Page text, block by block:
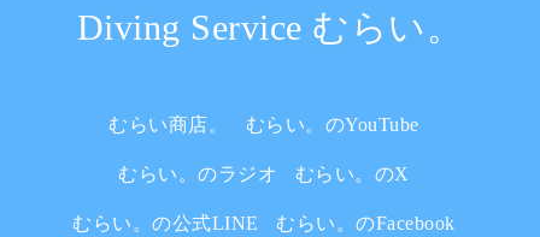
Diving Service むらい。
むらい商店。 むらい。のYouTube
むらい。のラジオ むらい。のX
むらい。の公式LINE むらい。のFacebook